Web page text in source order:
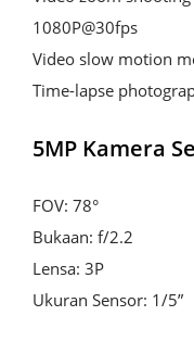
1080P@30fps
Video slow motion
Time-lapse
5MP Kamera
FOV: 78°
Bukaan: f/2.2
Lensa: 3P
Ukuran Sensor: 1/5”